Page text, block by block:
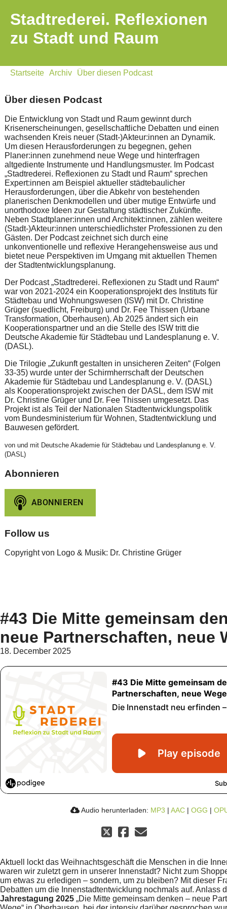
Stadtrederei. Reflexionen
zu Stadt und Raum
Startseite Archiv Über diesen Podcast
Über diesen Podcast
Die Entwicklung von Stadt und Raum gewinnt durch
Krisenerscheinungen, gesellschaftliche Debatten und einen
wachsenden Kreis neuer (Stadt-)Akteur:innen an Dynamik.
Um diesen Herausforderungen zu begegnen, gehen
Planer:innen zunehmend neue Wege und hinterfragen
altgediente Instrumente und Handlungsmuster. Im Podcast
„Stadtrederei. Reflexionen zu Stadt und Raum“ sprechen
Expert:innen am Beispiel aktueller städtebaulicher
Herausforderungen, über die Abkehr von bestehenden
planerischen Denkmodellen und über mutige Entwürfe und
unorthodoxe Ideen zur Gestaltung städtischer Zukünfte.
Neben Stadtplaner:innen und Architekt:innen, zählen weitere
(Stadt-)Akteur:innen unterschiedlichster Professionen zu den
Gästen. Der Podcast zeichnet sich durch eine
unkonventionelle und reflexive Herangehensweise aus und
bietet neue Perspektiven im Umgang mit aktuellen Themen
der Stadtentwicklungsplanung.
Der Podcast „Stadtrederei. Reflexionen zu Stadt und Raum“
war von 2021-2024 ein Kooperationsprojekt des Instituts für
Städtebau und Wohnungswesen (ISW) mit Dr. Christine
Grüger (suedlicht, Freiburg) und Dr. Fee Thissen (Urbane
Transformation, Oberhausen). Ab 2025 ändert sich ein
Kooperationspartner und an die Stelle des ISW tritt die
Deutsche Akademie für Städtebau und Landesplanung e. V.
(DASL).
Die Trilogie „Zukunft gestalten in unsicheren Zeiten“ (Folgen
33-35) wurde unter der Schirmherrschaft der Deutschen
Akademie für Städtebau und Landesplanung e. V. (DASL)
als Kooperationsprojekt zwischen der DASL, dem ISW mit
Dr. Christine Grüger und Dr. Fee Thissen umgesetzt. Das
Projekt ist als Teil der Nationalen Stadtentwicklungspolitik
vom Bundesministerium für Wohnen, Stadtentwicklung und
Bauwesen gefördert.
von und mit Deutsche Akademie für Städtebau und Landesplanung e. V.
(DASL)
Abonnieren
Follow us
Copyright von Logo & Musik: Dr. Christine Grüger
#43 Die Mitte gemeinsam
neue Partnerschaften, neue
18. December 2025
Audio herunterladen: MP3 | AAC | OGG |
Aktuell lockt das Weihnachtsgeschäft die Menschen in die
waren wir zuletzt gern in unserer Innenstadt? Nicht zum
um etwas zu erledigen – sondern, um zu bleiben? Mit dieser
Debatten um die Innenstadtentwicklung nochmals auf. Anlass
Jahrestagung 2025 „Die Mitte gemeinsam denken – neue